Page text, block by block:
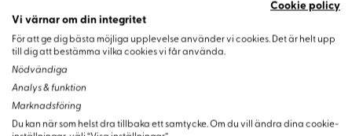
Varianter
Cookie policy
Vi värnar om din integritet
För att ge dig bästa möjliga upplevelse använder vi cookies. Det är helt upp
till dig att bestämma vilka cookies vi får använda.
Nödvändiga
Analys & funktion
Marknadsföring
Du kan när som helst dra tillbaka ett samtycke. Om du vill ändra dina cookie-